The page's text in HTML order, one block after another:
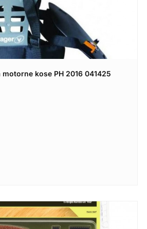
motorne kose PH 2016 041425